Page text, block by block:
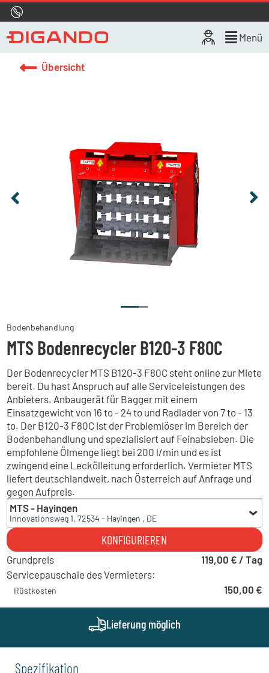
Menü
Übersicht
Bodenbehandlung
MTS Bodenrecycler B120-3 F80C
Der Bodenrecycler MTS B120-3 F80C steht online zur Miete
bereit. Du hast Anspruch auf alle Serviceleistungen des
Anbieters. Anbaugerät für Bagger mit einem
Einsatzgewicht von 16 to - 24 to und Radlader von 7 to - 13
to. Der B120-3 F80C ist der Problemlöser im Bereich der
Bodenbehandlung und spezialisiert auf Feinabsieben. Die
empfohlene Ölmenge liegt bei 200 l/min und es ist
zwingend eine Leckölleitung erforderlich. Vermieter MTS
liefert deutschlandweit, nach Österreich auf Anfrage und
gegen Aufpreis.
MTS - Hayingen
Innovationsweg 1, 72534 - Hayingen , DE
Innovationsweg 1, 72534 - Hayingen , DE
MTS - Bünde
Klöcknerstraße 3, 32257 - Bünde , DE
KONFIGURIEREN
Grundpreis
119,00 € / Tag
Servicepauschale des Vermieters:
Rüstkosten 150,00 €
Lieferung möglich
Spezifikation